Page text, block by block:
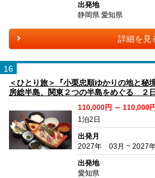
出発地
静岡県 愛知県
詳細を見
16
＜ひとり旅＞『小栗忠順ゆかりの地と
房総半島、関東２つの半島をめぐる ２
110,000円 ～ 110,000円
1泊2日
出発月
2027年 03月 ~ 2027
出発地
愛知県